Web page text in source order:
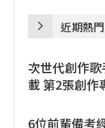
近期熱
次世代創作
載 第2張創作
6位前輩備考